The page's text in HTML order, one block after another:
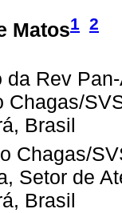
Matos1 2
da Rev
Chagas/
Brasil
Chagas/
Setor de
Brasil